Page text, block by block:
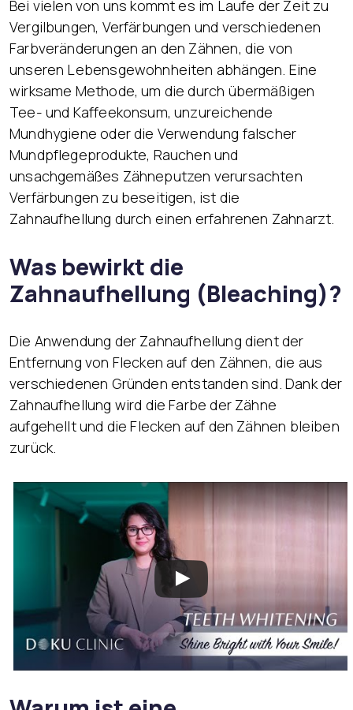
Bei vielen von uns kommt es im Laufe der Zeit zu
Vergilbungen, Verfärbungen und verschiedenen
Farbveränderungen an den Zähnen, die von
unseren Lebensgewohnheiten abhängen. Eine
wirksame Methode, um die durch übermäßigen
Tee- und Kaffeekonsum, unzureichende
Mundhygiene oder die Verwendung falscher
Mundpflegeprodukte, Rauchen und
unsachgemäßes Zähneputzen verursachten
Verfärbungen zu beseitigen, ist die
Zahnaufhellung durch einen erfahrenen Zahnarzt.
Was bewirkt die
Zahnaufhellung (Bleaching)?
Die Anwendung der Zahnaufhellung dient der
Entfernung von Flecken auf den Zähnen, die aus
verschiedenen Gründen entstanden sind. Dank der
Zahnaufhellung wird die Farbe der Zähne
aufgehellt und die Flecken auf den Zähnen bleiben
zurück.